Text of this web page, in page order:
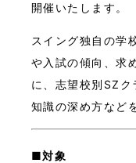
開催いたします。
スイング独自の学
や入試の傾向、求
に、志望校別SZク
知識の深め方など
■対象